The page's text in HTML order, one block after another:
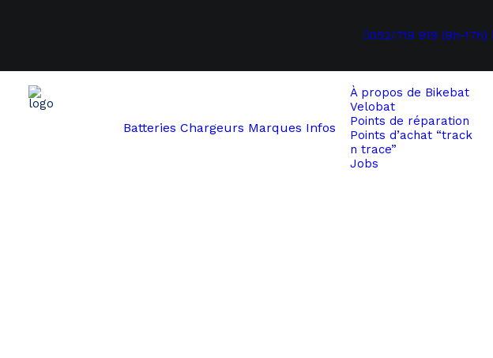
052/719 919 (9h-17h)
Batteries Chargeurs Marques Infos
À propos de Bikebat
Velobat
Points de réparation
Points d’achat “track
n trace”
Jobs